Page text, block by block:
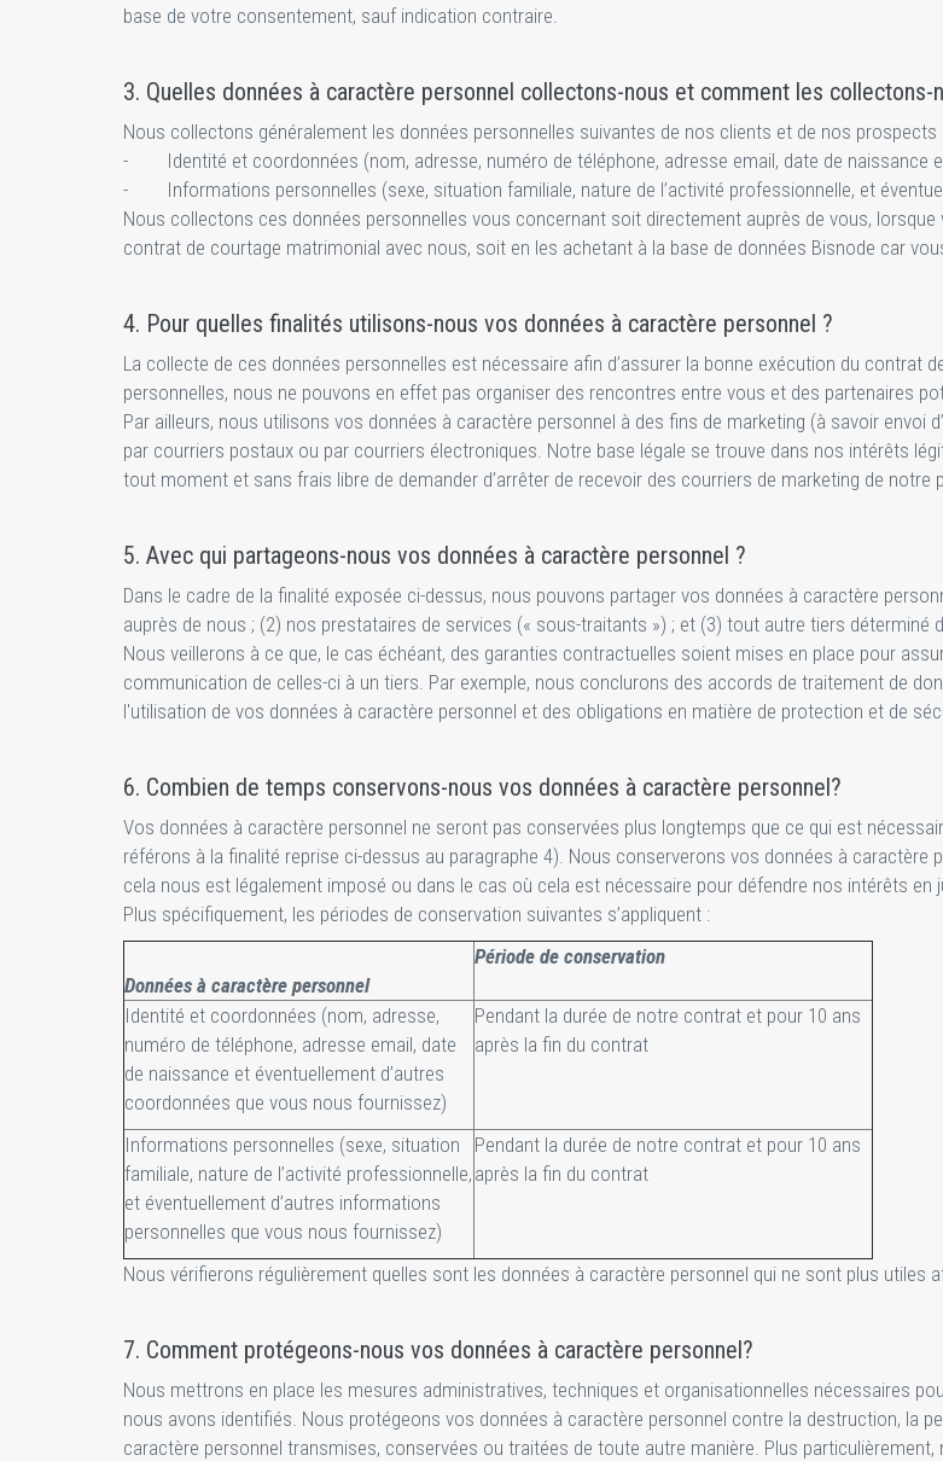
base de votre consentement, sauf indication contraire.
3. Quelles données à caractère personnel collectons-nous et comment les collectons-
Nous collectons généralement les données personnelles suivantes de nos clients et de nos prospects
- Identité et coordonnées (nom, adresse, numéro de téléphone, adresse email, date de naissance
- Informations personnelles (sexe, situation familiale, nature de l’activité professionnelle, et
Nous collectons ces données personnelles vous concernant soit directement auprès de vous,
contrat de courtage matrimonial avec nous, soit en les achetant à la base de données Bisnode car
4. Pour quelles finalités utilisons-nous vos données à caractère personnel ?
La collecte de ces données personnelles est nécessaire afin d’assurer la bonne exécution du
personnelles, nous ne pouvons en effet pas organiser des rencontres entre vous et des partenaires
Par ailleurs, nous utilisons vos données à caractère personnel à des fins de marketing (à savoir envoi
par courriers postaux ou par courriers électroniques. Notre base légale se trouve dans nos intérêts
tout moment et sans frais libre de demander d’arrêter de recevoir des courriers de marketing de notre
5. Avec qui partageons-nous vos données à caractère personnel ?
Dans le cadre de la finalité exposée ci-dessus, nous pouvons partager vos données à caractère
auprès de nous ; (2) nos prestataires de services (« sous-traitants ») ; et (3) tout autre tiers déterminé
Nous veillerons à ce que, le cas échéant, des garanties contractuelles soient mises en place pour
communication de celles-ci à un tiers. Par exemple, nous conclurons des accords de traitement de
l'utilisation de vos données à caractère personnel et des obligations en matière de protection et de
6. Combien de temps conservons-nous vos données à caractère personnel?
Vos données à caractère personnel ne seront pas conservées plus longtemps que ce qui est
référons à la finalité reprise ci-dessus au paragraphe 4). Nous conserverons vos données à
cela nous est légalement imposé ou dans le cas où cela est nécessaire pour défendre nos intérêts en
Plus spécifiquement, les périodes de conservation suivantes s’appliquent :
Données à caractère personnel
Période de conservation
Identité et coordonnées (nom, adresse,
numéro de téléphone, adresse email, date
de naissance et éventuellement d’autres
coordonnées que vous nous fournissez)
Pendant la durée de notre contrat et pour 10 ans
après la fin du contrat
Informations personnelles (sexe, situation
familiale, nature de l’activité professionnelle,
et éventuellement d’autres informations
personnelles que vous nous fournissez)
Pendant la durée de notre contrat et pour 10 ans
après la fin du contrat
Nous vérifierons régulièrement quelles sont les données à caractère personnel qui ne sont plus utiles
7. Comment protégeons-nous vos données à caractère personnel?
Nous mettrons en place les mesures administratives, techniques et organisationnelles nécessaires
nous avons identifiés. Nous protégeons vos données à caractère personnel contre la destruction, la
caractère personnel transmises, conservées ou traitées de toute autre manière. Plus